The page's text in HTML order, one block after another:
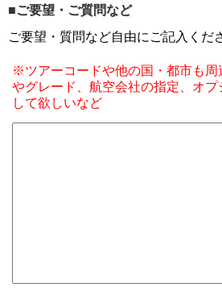
■ご要望・ご質問など
ご要望・質問など自由にご記入くだ
※ツアーコードや他の国・都市も周
やグレード、航空会社の指定、オ
して欲しいなど